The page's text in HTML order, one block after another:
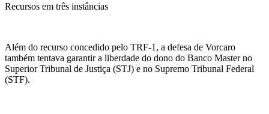
Recursos em três instâncias
Além do recurso concedido pelo TRF-1, a defesa de Vorcaro
também tentava garantir a liberdade do dono do Banco Master no
Superior Tribunal de Justiça (STJ) e no Supremo Tribunal Federal
(STF).